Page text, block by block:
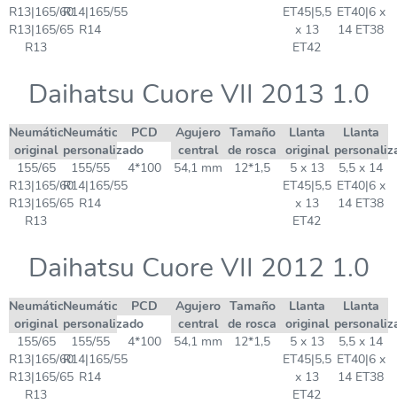
R13|165/60
R13|165/65
R13
R14|165/55
R14
ET45|5,5
x 13
ET42
ET40|6 x
14 ET38
Daihatsu Cuore VII 2013 1.0
Neumático
original
Neumático
personalizado
PCD
Agujero
central
Tamaño
de rosca
Llanta
original
Llanta
155/65
R13|165/60
R13|165/65
R13
155/55
R14|165/55
R14
4*100 54,1 mm 12*1,5
5 x 13
ET45|5,5
x 13
ET42
5,5 x 14
ET40|6 x
14 ET38
Daihatsu Cuore VII 2012 1.0
Neumático
original
Neumático
personalizado
PCD
Agujero
central
Tamaño
de rosca
Llanta
original
Llanta
155/65
R13|165/60
R13|165/65
R13
155/55
R14|165/55
R14
4*100 54,1 mm 12*1,5
5 x 13
ET45|5,5
x 13
ET42
5,5 x 14
ET40|6 x
14 ET38